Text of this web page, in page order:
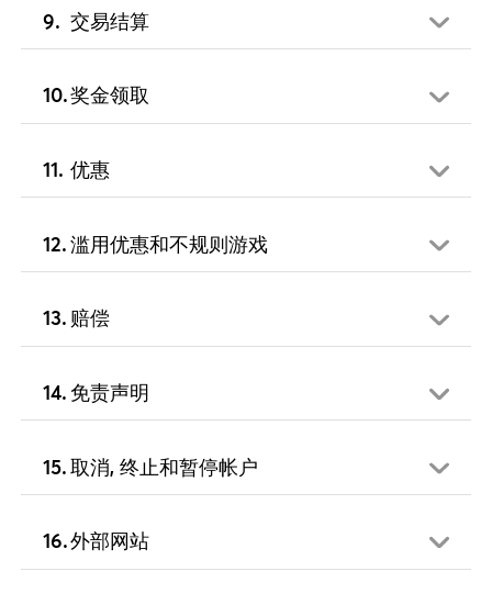
交易结算
奖金领取
优惠
滥用优惠和不规则游戏
赔偿
免责声明
取消, 终止和暂停帐户
外部网站